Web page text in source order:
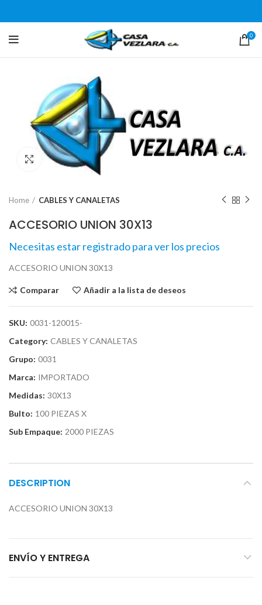
0
Click para agrandar
Home CABLES Y CANALETAS
ACCESORIO UNION 30X13
Necesitas estar registrado para ver los precios
ACCESORIO UNION 30X13
Comparar Añadir a la lista de deseos
SKU: 0031-120015-
Category: CABLES Y CANALETAS
Grupo: 0031
Marca: IMPORTADO
Medidas: 30X13
Bulto: 100 PIEZAS X
Sub Empaque: 2000 PIEZAS
DESCRIPTION
ACCESORIO UNION 30X13
ENVÍO Y ENTREGA